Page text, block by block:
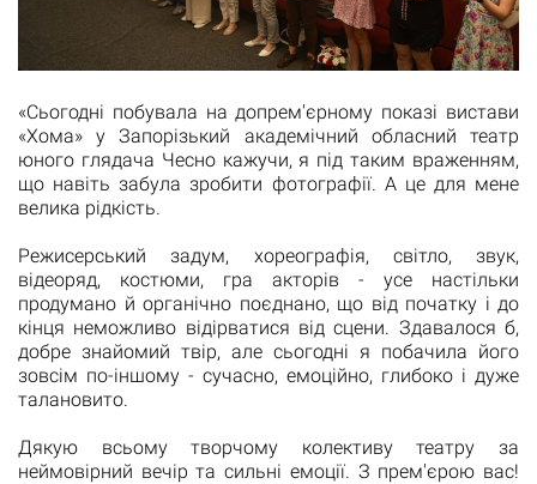
«Сьогодні побувала на допрем'єрному показі вистави
«Хома» у Запорізький академічний обласний театр
юного глядача Чесно кажучи, я під таким враженням,
що навіть забула зробити фотографії. А це для мене
велика рідкість.
Режисерський задум, хореографія, світло, звук,
відеоряд, костюми, гра акторів - усе настільки
продумано й органічно поєднано, що від початку і до
кінця неможливо відірватися від сцени. Здавалося б,
добре знайомий твір, але сьогодні я побачила його
зовсім по-іншому - сучасно, емоційно, глибоко і дуже
талановито.
Дякую всьому творчому колективу театру за
неймовірний вечір та сильні емоції. З прем'єрою вас!